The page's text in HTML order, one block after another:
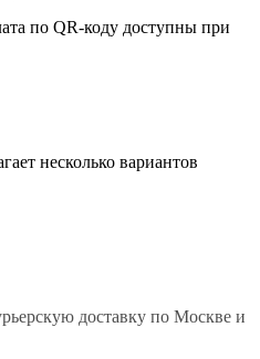
по QR-коду доступны при
несколько вариантов
доставку по Москве и